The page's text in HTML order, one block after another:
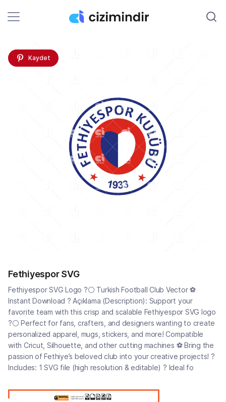
Kaydet
Fethiyespor SVG
Fethiyespor SVG Logo ?⚪ Turkish Football Club Vector ⚽
Instant Download ? Açıklama (Description): Support your
favorite team with this crisp and scalable Fethiyespor SVG logo
?⚪ Perfect for fans, crafters, and designers wanting to create
personalized apparel, mugs, stickers, and more! Compatible
with Cricut, Silhouette, and other cutting machines ⚽ Bring the
passion of Fethiye’s beloved club into your creative projects! ?
Includes: 1 SVG file (high resolution & editable) ?️ Ideal fo